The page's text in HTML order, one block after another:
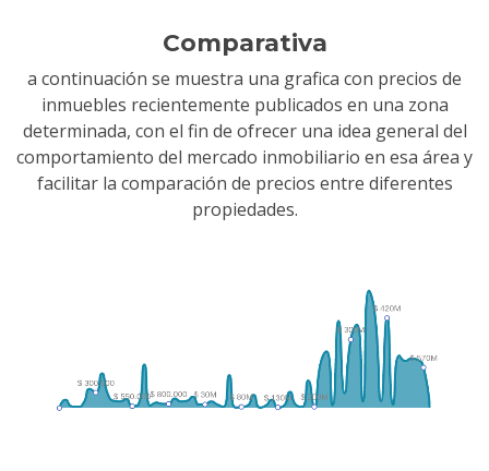
Comparativa
a continuación se muestra una grafica con precios de
inmuebles recientemente publicados en una zona
determinada, con el fin de ofrecer una idea general del
comportamiento del mercado inmobiliario en esa área y
facilitar la comparación de precios entre diferentes
propiedades.